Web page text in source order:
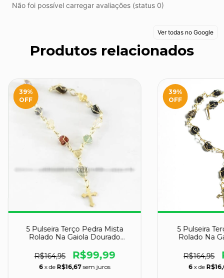
Não foi possível carregar avaliações (status 0)
Ver todas no Google
Produtos relacionados
39%
OFF
5 Pulseira Terço Pedra Mista
Rolado Na Gaiola Dourado
R$164,95
R$99,99
6 x de R$16,67 sem juros
39%
OFF
5 Pulseira
Rolado Na
R$164,95
6 x de